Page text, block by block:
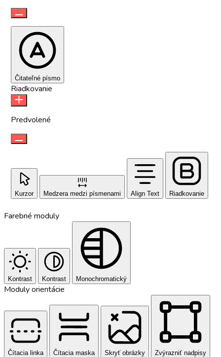
Čitateľné písmo
Riadkovanie
Predvolené
Kurzor Medzera medzi písmenami Align Text Riadkovanie
Farebné moduly
Kontrast Kontrast Monochromatický
Moduly orientácie
Čítacia linka Čítacia maska Skryť obrázky Zvýrazniť nadpisy